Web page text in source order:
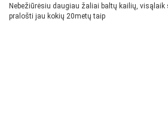
Nebežiūrėsiu daugiau žaliai baltų kailių, visąlaik
pralošti jau kokių 20metų taip